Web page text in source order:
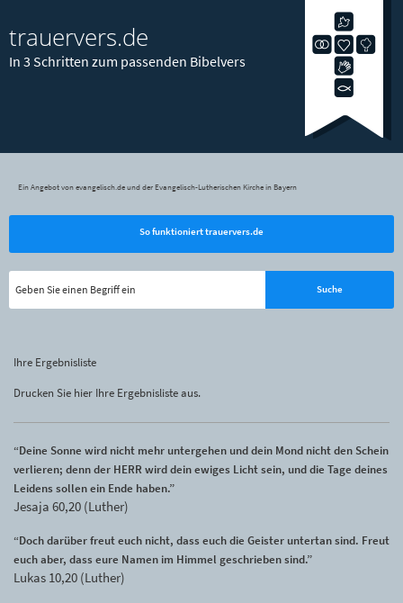
trauervers.de
In 3 Schritten zum passenden Bibelvers
Ein Angebot von evangelisch.de und der Evangelisch-Lutherischen Kirche in Bayern
So funktioniert trauervers.de
Ihre Ergebnisliste
Drucken Sie hier Ihre Ergebnisliste aus.
“Deine Sonne wird nicht mehr untergehen und dein Mond nicht den Schein
verlieren; denn der HERR wird dein ewiges Licht sein, und die Tage deines
Leidens sollen ein Ende haben.”
Jesaja 60,20 (Luther)
“Doch darüber freut euch nicht, dass euch die Geister untertan sind. Freut
euch aber, dass eure Namen im Himmel geschrieben sind.”
Lukas 10,20 (Luther)